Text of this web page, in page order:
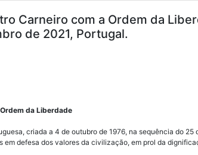
Carneiro com a Ordem da
de 2021, Portugal.
da Liberdade
criada a 4 de outubro de 1976, na sequência do 25
em defesa dos valores da civilização, em prol da